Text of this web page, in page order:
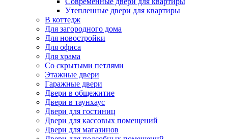
Утепленные двери для квартиры
В коттедж
Для загородного дома
Для новостройки
Для офиса
Для храма
Со скрытыми петлями
Этажные двери
Гаражные двери
Двери в общежитие
Двери в таунхаус
Двери для гостиниц
Двери для кассовых помещений
Двери для магазинов